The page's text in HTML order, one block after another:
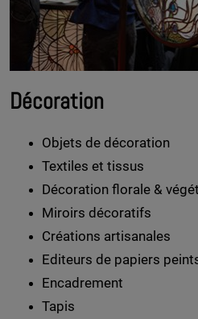
Décoration
Objets de décoration
Textiles et tissus
Décoration florale &
Miroirs décoratifs
Créations artisanales
Editeurs de papiers
Encadrement
Tapis